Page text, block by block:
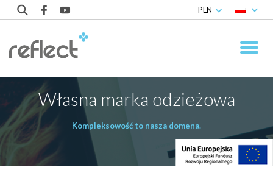
PLN
Własna marka odzieżowa
Kompleksowość to nasza domena.